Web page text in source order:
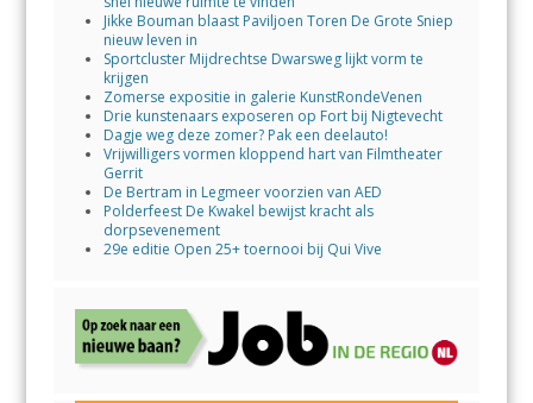
Jikke Bouman blaast Paviljoen Toren De Grote Sniep
nieuw leven in
Sportcluster Mijdrechtse Dwarsweg lijkt vorm te
krijgen
Zomerse expositie in galerie KunstRondeVenen
Drie kunstenaars exposeren op Fort bij Nigtevecht
Dagje weg deze zomer? Pak een deelauto!
Vrijwilligers vormen kloppend hart van Filmtheater
Gerrit
De Bertram in Legmeer voorzien van AED
Polderfeest De Kwakel bewijst kracht als
dorpsevenement
29e editie Open 25+ toernooi bij Qui Vive